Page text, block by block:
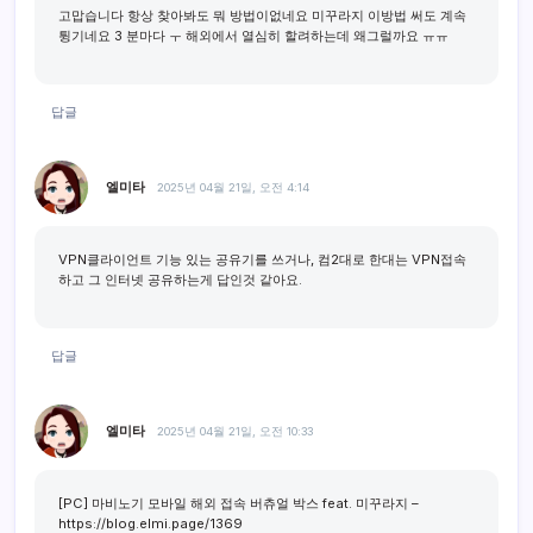
고맙습니다 항상 찾아봐도 뭐 방법이없네요 미꾸라지 이방법 써도 계속
튕기네요 3 분마다 ㅜ 해외에서 열심히 할려하는데 왜그럴까요 ㅠㅠ
답글
엘미타 2025년 04월 21일, 오전 4:14
VPN클라이언트 기능 있는 공유기를 쓰거나, 컴2대로 한대는 VPN접속
하고 그 인터넷 공유하는게 답인것 같아요.
답글
엘미타 2025년 04월 21일, 오전 10:33
[PC] 마비노기 모바일 해외 접속 버츄얼 박스 feat. 미꾸라지 –
https://blog.elmi.page/1369